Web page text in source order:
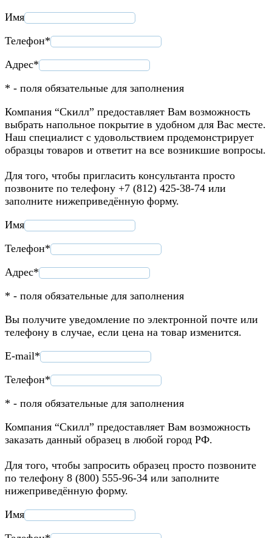
Имя
Телефон*
Адрес*
* - поля обязательные для заполнения
Компания “Скилл” предоставляет Вам возможность
выбрать напольное покрытие в удобном для Вас месте.
Наш специалист с удовольствием продемонстрирует
образцы товаров и ответит на все возникшие вопросы.
Для того, чтобы пригласить консультанта просто
позвоните по телефону +7 (812) 425-38-74 или
заполните нижеприведённую форму.
Имя
Телефон*
Адрес*
* - поля обязательные для заполнения
Вы получите уведомление по электронной почте или
телефону в случае, если цена на товар изменится.
E-mail*
Телефон*
* - поля обязательные для заполнения
Компания “Скилл” предоставляет Вам возможность
заказать данный образец в любой город РФ.
Для того, чтобы запросить образец просто позвоните
по телефону 8 (800) 555-96-34 или заполните
нижеприведённую форму.
Имя